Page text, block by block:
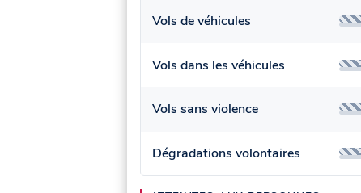
Vols de véhicules
Vols dans les véhicules
Vols sans violence
Dégradations volontaires